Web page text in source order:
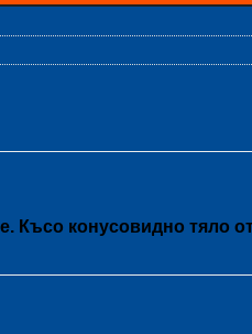
Късо конусовидно тяло